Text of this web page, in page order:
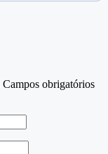
Campos obrigatórios